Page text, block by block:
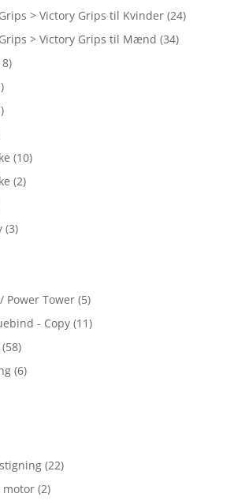
> Victory Grips til Kvinder (24)
> Victory Grips til Mænd (34)
(10)
(2)
(3)
Power Tower (5)
- Copy (11)
(58)
(6)
(22)
motor (2)